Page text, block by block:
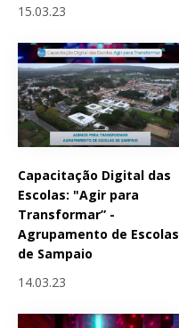
15.03.23
Capacitação Digital das
Escolas: "Agir para
Transformar” -
Agrupamento de Escolas
de Sampaio
14.03.23